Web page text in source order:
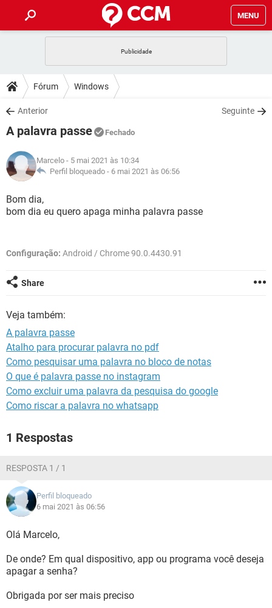
MENU
CELULAR
OUTLOOK
INSTAGRAM
GUIA DE COMPRAS
DICAS
JOGOS
INSTAGRAM
GUIA DE COMPRAS
DOWNLOADS
JOGOS
CELULAR
OUTLOOK EXCEL
INSTAGRAM
GUIA DE COMPRAS
FÓRUM
JOGOS
CELULAR
OUTLOOK
GLOSSÁRIO
JOGOS
CELULAR FACEBOOK
INSTAGRAM GMAIL
GUIA DE COMPRAS
Fórum Windows
Anterior Seguinte
A palavra passe Fechado
Marcelo - 5 mai 2021 às 10:34
Perfil bloqueado - 6 mai 2021 às 06:56
Bom dia,
bom dia eu quero apaga minha palavra passe
Configuração: Android / Chrome 90.0.4430.91
Share
Veja também:
A palavra passe
Atalho para procurar palavra no pdf
Como pesquisar uma palavra no bloco de notas
O que é palavra passe no instagram
Como excluir uma palavra da pesquisa do google
Como riscar a palavra no whatsapp
1 Respostas
RESPOSTA 1 / 1
Perfil bloqueado
6 mai 2021 às 06:56
Olá Marcelo,
De onde? Em qual dispositivo, app ou programa você deseja
apagar a senha?
Obrigada por ser mais preciso